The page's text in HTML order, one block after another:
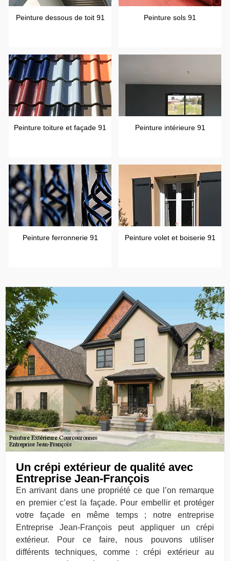
Peinture dessous de toit 91 Peinture sols 91
Peinture toiture et façade 91 Peinture intérieure 91
Peinture ferronnerie 91 Peinture volet et boiserie 91
Un crépi extérieur de qualité avec
Entreprise Jean-François
En arrivant dans une propriété ce que l’on remarque
en premier c’est la façade. Pour embellir et protéger
votre façade en même temps ; notre entreprise
Entreprise Jean-François peut appliquer un crépi
extérieur. Pour ce faire, nous pouvons utiliser
différents techniques, comme : crépi extérieur au